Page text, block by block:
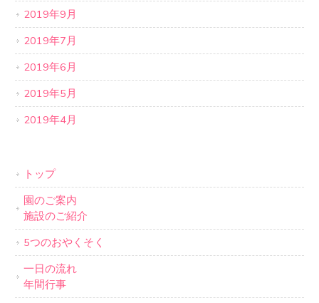
2019年9月
2019年7月
2019年6月
2019年5月
2019年4月
トップ
園のご案内
施設のご紹介
5つのおやくそく
一日の流れ
年間行事